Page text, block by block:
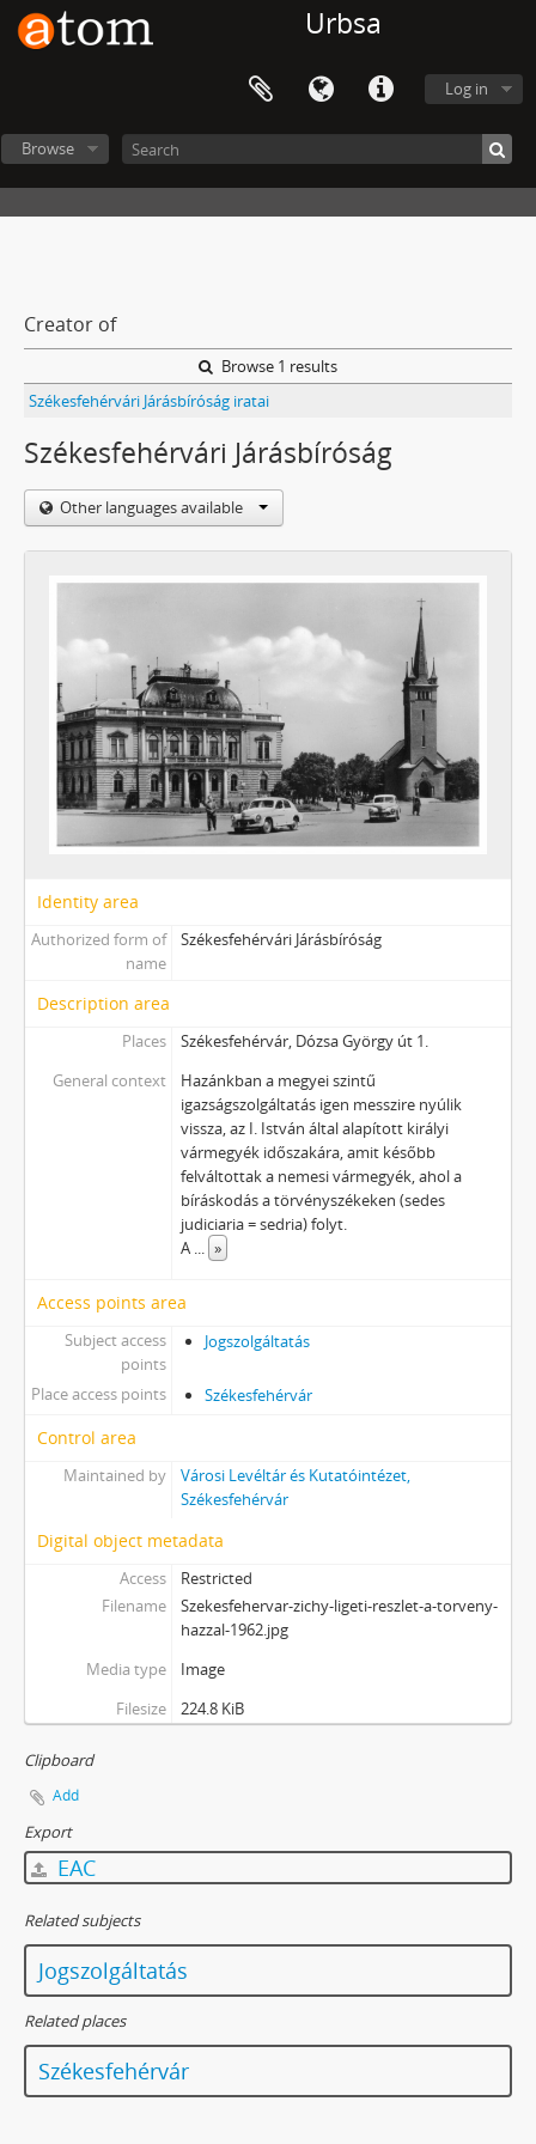
Urbsa
Log in
Browse
Creator of
Browse 1 results
Székesfehérvári Járásbíróság iratai
Székesfehérvári Járásbíróság
Other languages available
Identity area
Authorized form of
name
Székesfehérvári Járásbíróság
Description area
Places
Székesfehérvár, Dózsa György út 1.
General context
Hazánkban a megyei szintű
igazságszolgáltatás igen messzire nyúlik
vissza, az I. István által alapított királyi
vármegyék időszakára, amit később
felváltottak a nemesi vármegyék, ahol a
bíráskodás a törvényszékeken (sedes
judiciaria = sedria) folyt.
A ... »
Access points area
Subject access
points
Jogszolgáltatás
Place access points Székesfehérvár
Control area
Maintained by
Városi Levéltár és Kutatóintézet,
Székesfehérvár
Digital object metadata
Access
Restricted
Filename
Szekesfehervar-zichy-ligeti-reszlet-a-torveny-
hazzal-1962.jpg
Media type
Image
Filesize
224.8 KiB
Clipboard
Add
Export
EAC
Related subjects
Jogszolgáltatás
Related places
Székesfehérvár